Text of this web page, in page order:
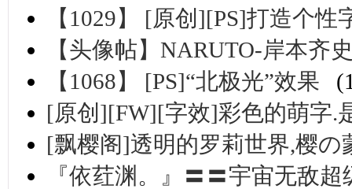
【1029】 [原创][PS]打造个
【头像帖】NARUTO-岸本齐
【1068】 [PS]“北极光”效果
[原创][FW][字效]彩色的萌字.
[飘樱阁]透明的罗莉世界,樱の
『依荭渊。』〓〓宇宙无敌